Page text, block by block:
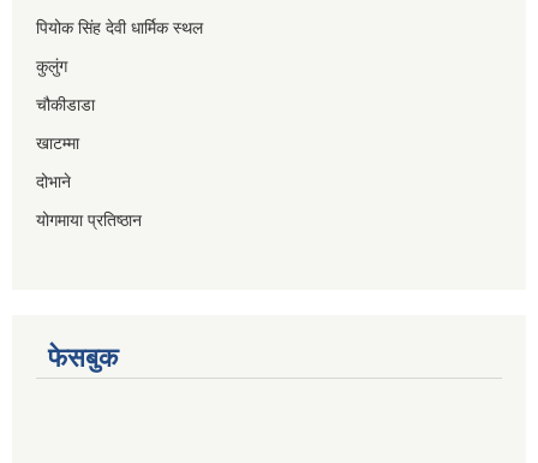
पियोक सिंह देवी धार्मिक स्थल
कुलुंग
चौकीडाडा
खाटम्मा
दोभाने
योगमाया प्रतिष्ठान
फेसबुक